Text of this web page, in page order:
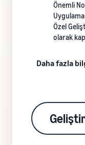
Önemli
Özel
olarak
Daha fazla